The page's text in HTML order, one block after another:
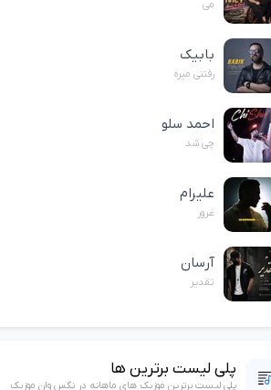
می
بابیک
رفتنی میره
احمد سلو
چی شد
علیرام
غرور
آرسان
تقدیر
پلی لیست برترین ها
پلی لیست برترین موزیک های ماهانه در نگس وان موزیک